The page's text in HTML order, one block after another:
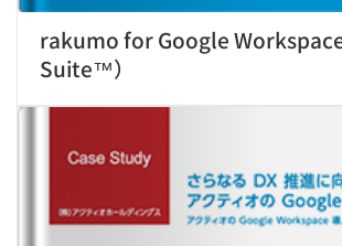
rakumo for Google
Suite™）